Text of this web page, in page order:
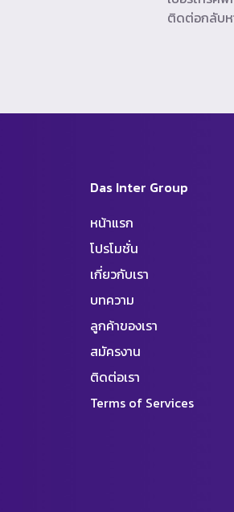
ติดต่อกลับ
Das Inter Group
หน้าแรก
โปรโมชั่น
เกี่ยวกับเรา
บทความ
ลูกค้าของเรา
สมัครงาน
ติดต่อเรา
Terms of Services